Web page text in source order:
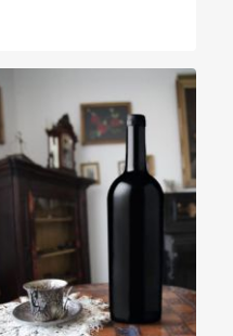
una bassissima
avvolgente al